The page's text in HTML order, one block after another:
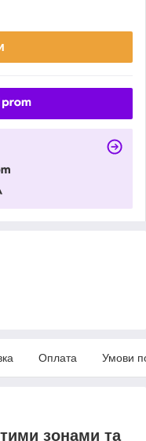
Оплата Умови
зонами та